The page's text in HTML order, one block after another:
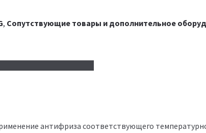
, Сопутствующие товары и дополнительное
антифриза соответствующего